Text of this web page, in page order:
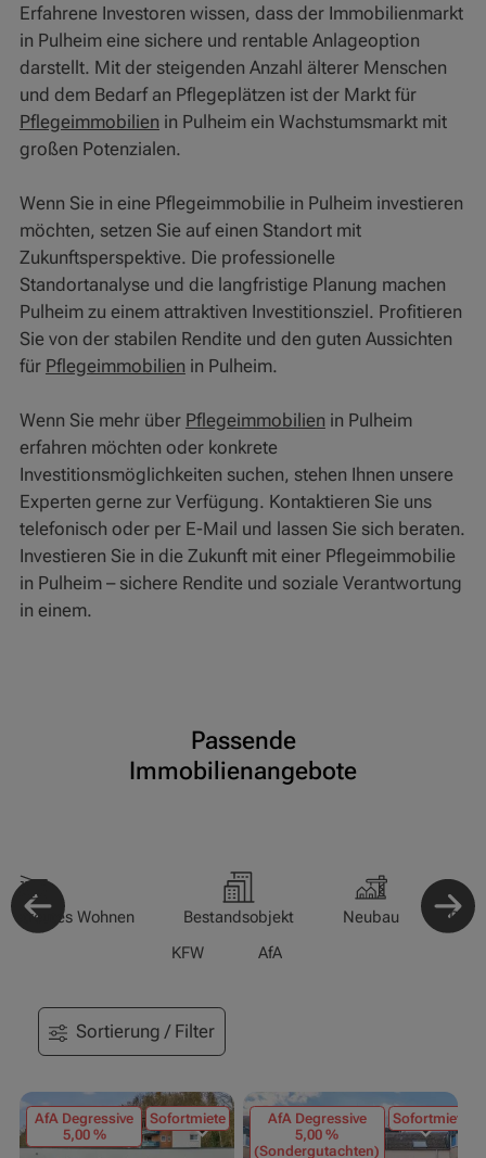
Erfahrene Investoren wissen, dass der Immobilienmarkt
in Pulheim eine sichere und rentable Anlageoption
darstellt. Mit der steigenden Anzahl älterer Menschen
und dem Bedarf an Pflegeplätzen ist der Markt für
Pflegeimmobilien in Pulheim ein Wachstumsmarkt mit
großen Potenzialen.
Wenn Sie in eine Pflegeimmobilie in Pulheim investieren
möchten, setzen Sie auf einen Standort mit
Zukunftsperspektive. Die professionelle
Standortanalyse und die langfristige Planung machen
Pulheim zu einem attraktiven Investitionsziel. Profitieren
Sie von der stabilen Rendite und den guten Aussichten
für Pflegeimmobilien in Pulheim.
Wenn Sie mehr über Pflegeimmobilien in Pulheim
erfahren möchten oder konkrete
Investitionsmöglichkeiten suchen, stehen Ihnen unsere
Experten gerne zur Verfügung. Kontaktieren Sie uns
telefonisch oder per E-Mail und lassen Sie sich beraten.
Investieren Sie in die Zukunft mit einer Pflegeimmobilie
in Pulheim – sichere Rendite und soziale Verantwortung
in einem.
Passende
Immobilienangebote
Wohnen Bestandsobjekt Neubau
KFW
AfA
Sortierung / Filter
AfA Degressive
5,00 %
Sofortmiete
AfA Degressive
5,00 %
(Sondergutachten)
Sofortmiete